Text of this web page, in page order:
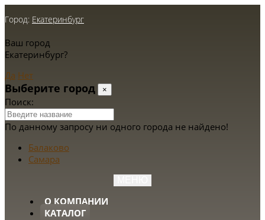
Город: Екатеринбург
Ваш город
Екатеринбург?
Да Нет
Выберите город ×
Поиск:
По данному запросу ни одного города не найдено!
Балаково
Самара
О КОМПАНИИ
КАТАЛОГ